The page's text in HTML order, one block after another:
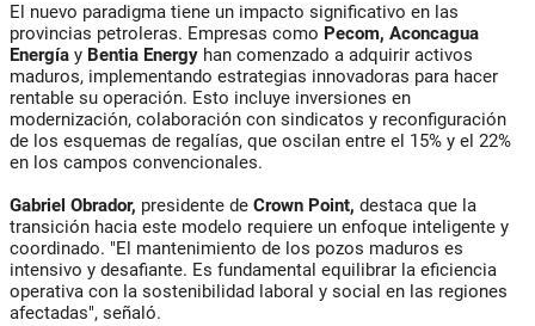
El nuevo paradigma tiene un impacto significativo en las
provincias petroleras. Empresas como Pecom, Aconcagua
Energía y Bentia Energy han comenzado a adquirir activos
maduros, implementando estrategias innovadoras para hacer
rentable su operación. Esto incluye inversiones en
modernización, colaboración con sindicatos y reconfiguración
de los esquemas de regalías, que oscilan entre el 15% y el 22%
en los campos convencionales.
Gabriel Obrador, presidente de Crown Point, destaca que la
transición hacia este modelo requiere un enfoque inteligente y
coordinado. "El mantenimiento de los pozos maduros es
intensivo y desafiante. Es fundamental equilibrar la eficiencia
operativa con la sostenibilidad laboral y social en las regiones
afectadas", señaló.